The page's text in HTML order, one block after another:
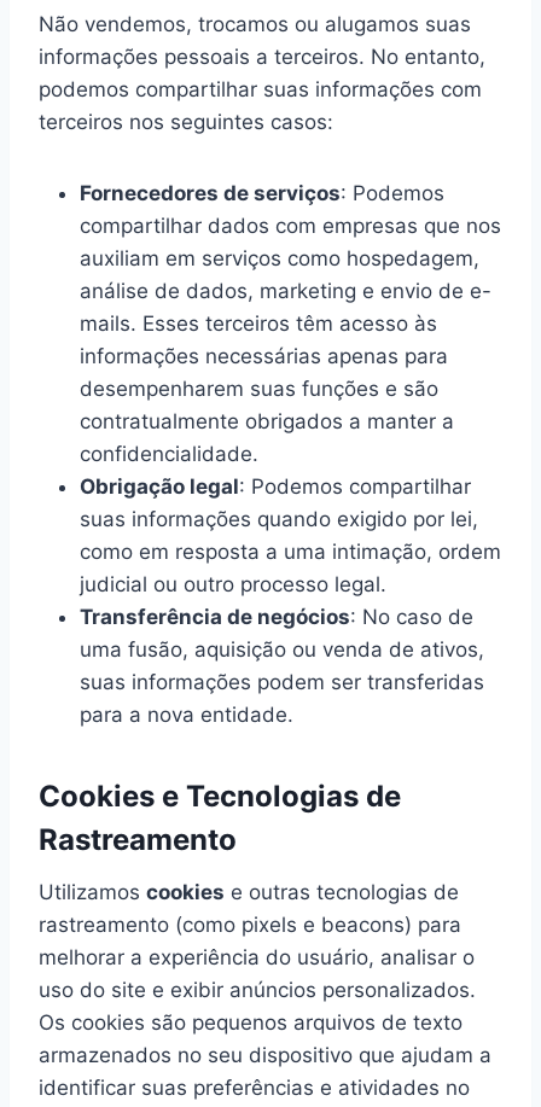
Não vendemos, trocamos ou alugamos suas
informações pessoais a terceiros. No entanto,
podemos compartilhar suas informações com
terceiros nos seguintes casos:
Fornecedores de serviços: Podemos
compartilhar dados com empresas que nos
auxiliam em serviços como hospedagem,
análise de dados, marketing e envio de e-
mails. Esses terceiros têm acesso às
informações necessárias apenas para
desempenharem suas funções e são
contratualmente obrigados a manter a
confidencialidade.
Obrigação legal: Podemos compartilhar
suas informações quando exigido por lei,
como em resposta a uma intimação, ordem
judicial ou outro processo legal.
Transferência de negócios: No caso de
uma fusão, aquisição ou venda de ativos,
suas informações podem ser transferidas
para a nova entidade.
Cookies e Tecnologias de
Rastreamento
Utilizamos cookies e outras tecnologias de
rastreamento (como pixels e beacons) para
melhorar a experiência do usuário, analisar o
uso do site e exibir anúncios personalizados.
Os cookies são pequenos arquivos de texto
armazenados no seu dispositivo que ajudam a
identificar suas preferências e atividades no